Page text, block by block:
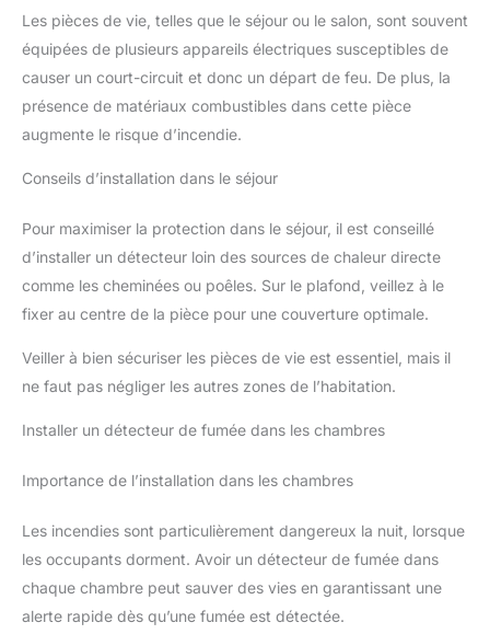
Les pièces de vie, telles que le séjour ou le salon, sont souvent
équipées de plusieurs appareils électriques susceptibles de
causer un court-circuit et donc un départ de feu. De plus, la
présence de matériaux combustibles dans cette pièce
augmente le risque d’incendie.
Conseils d’installation dans le séjour
Pour maximiser la protection dans le séjour, il est conseillé
d’installer un détecteur loin des sources de chaleur directe
comme les cheminées ou poêles. Sur le plafond, veillez à le
fixer au centre de la pièce pour une couverture optimale.
Veiller à bien sécuriser les pièces de vie est essentiel, mais il
ne faut pas négliger les autres zones de l’habitation.
Installer un détecteur de fumée dans les chambres
Importance de l’installation dans les chambres
Les incendies sont particulièrement dangereux la nuit, lorsque
les occupants dorment. Avoir un détecteur de fumée dans
chaque chambre peut sauver des vies en garantissant une
alerte rapide dès qu’une fumée est détectée.